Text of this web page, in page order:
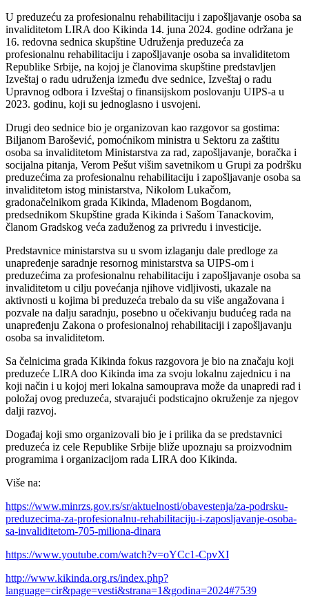
U preduzeću za profesionalnu rehabilitaciju i zapošljavanje osoba sa
invaliditetom LIRA doo Kikinda 14. juna 2024. godine održana je
16. redovna sednica skupštine Udruženja preduzeća za
profesionalnu rehabilitaciju i zapošljavanje osoba sa invaliditetom
Republike Srbije, na kojoj je članovima skupštine predstavljen
Izveštaj o radu udruženja između dve sednice, Izveštaj o radu
Upravnog odbora i Izveštaj o finansijskom poslovanju UIPS-a u
2023. godinu, koji su jednoglasno i usvojeni.
Drugi deo sednice bio je organizovan kao razgovor sa gostima:
Biljanom Barošević, pomoćnikom ministra u Sektoru za zaštitu
osoba sa invaliditetom Ministarstva za rad, zapošljavanje, boračka i
socijalna pitanja, Verom Pešut višim savetnikom u Grupi za podršku
preduzećima za profesionalnu rehabilitaciju i zapošljavanje osoba sa
invaliditetom istog ministarstva, Nikolom Lukačom,
gradonačelnikom grada Kikinda, Mladenom Bogdanom,
predsednikom Skupštine grada Kikinda i Sašom Tanackovim,
članom Gradskog veća zaduženog za privredu i investicije.
Predstavnice ministarstva su u svom izlaganju dale predloge za
unapređenje saradnje resornog ministarstva sa UIPS-om i
preduzećima za profesionalnu rehabilitaciju i zapošljavanje osoba sa
invaliditetom u cilju povećanja njihove vidljivosti, ukazale na
aktivnosti u kojima bi preduzeća trebalo da su više angažovana i
pozvale na dalju saradnju, posebno u očekivanju budućeg rada na
unapređenju Zakona o profesionalnoj rehabilitaciji i zapošljavanju
osoba sa invaliditetom.
Sa čelnicima grada Kikinda fokus razgovora je bio na značaju koji
preduzeće LIRA doo Kikinda ima za svoju lokalnu zajednicu i na
koji način i u kojoj meri lokalna samouprava može da unapredi rad i
položaj ovog preduzeća, stvarajući podsticajno okruženje za njegov
dalji razvoj.
Događaj koji smo organizovali bio je i prilika da se predstavnici
preduzeća iz cele Republike Srbije bliže upoznaju sa proizvodnim
programima i organizacijom rada LIRA doo Kikinda.
Više na:
https://www.minrzs.gov.rs/sr/aktuelnosti/obavestenja/za-podrsku-
preduzecima-za-profesionalnu-rehabilitaciju-i-zaposljavanje-osoba-
sa-invaliditetom-705-miliona-dinara
https://www.youtube.com/watch?v=oYCc1-CpvXI
http://www.kikinda.org.rs/index.php?
language=cir&page=vesti&strana=1&godina=2024#7539